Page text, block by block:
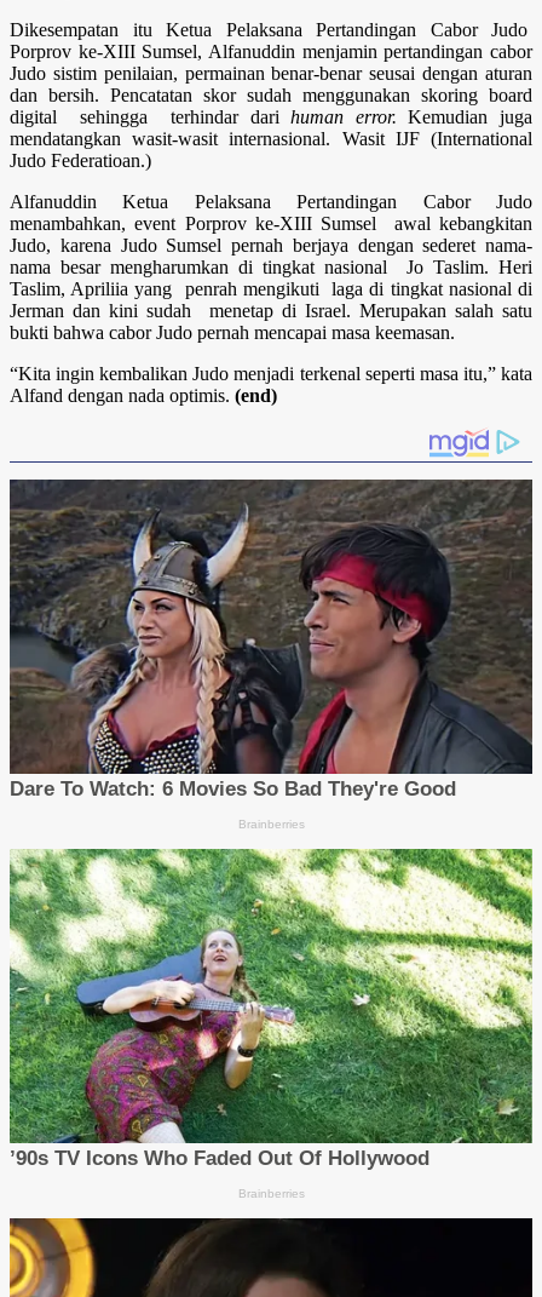
Dikesempatan itu Ketua Pelaksana Pertandingan Cabor Judo
Porprov ke-XIII Sumsel, Alfanuddin menjamin pertandingan cabor
Judo sistim penilaian, permainan benar-benar seusai dengan aturan
dan bersih. Pencatatan skor sudah menggunakan skoring board
digital sehingga terhindar darihuman error.Kemudian juga
mendatangkan wasit-wasit internasional. Wasit IJF (International
Judo Federatioan.)
Alfanuddin Ketua Pelaksana Pertandingan Cabor Judo
menambahkan, event Porprov ke-XIII Sumsel awal kebangkitan
Judo, karena Judo Sumsel pernah berjaya dengan sederet nama-
nama besar mengharumkan di tingkat nasional Jo Taslim. Heri
Taslim, Apriliia yang penrah mengikuti laga di tingkat nasional di
Jerman dan kini sudah menetap di Israel. Merupakan salah satu
bukti bahwa cabor Judo pernah mencapai masa keemasan.
“Kita ingin kembalikan Judo menjadi terkenal seperti masa itu,” kata
Alfand dengan nada optimis. (end)